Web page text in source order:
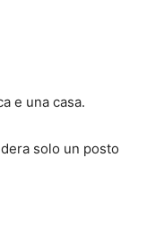
e una casa.
solo un posto